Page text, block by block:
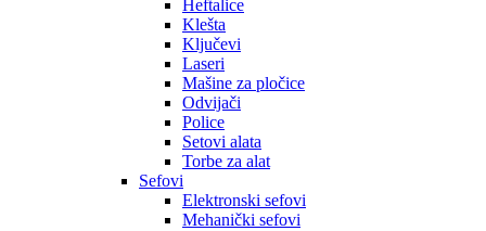
Heftalice
Klešta
Ključevi
Laseri
Mašine za pločice
Odvijači
Police
Setovi alata
Torbe za alat
Sefovi
Elektronski sefovi
Mehanički sefovi